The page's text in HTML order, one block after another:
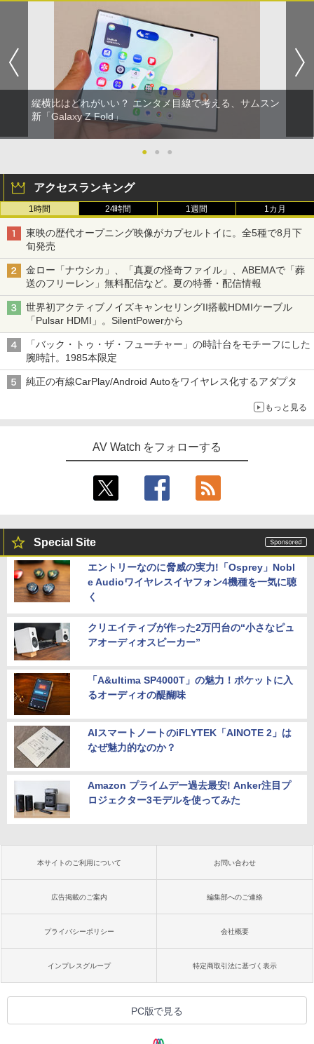
縦横比はどれがいい？ エンタメ目線で考える、サムスン
新「Galaxy Z Fold」
● ● ●
アクセスランキング
1時間 24時間 1週間 1カ月
東映の歴代オープニング映像がカプセルトイに。全5種で8月下
旬発売
金ロー「ナウシカ」、「真夏の怪奇ファイル」、ABEMAで「葬
送のフリーレン」無料配信など。夏の特番・配信情報
世界初アクティブノイズキャンセリングII搭載HDMIケーブル
「Pulsar HDMI」。SilentPowerから
「バック・トゥ・ザ・フューチャー」の時計台をモチーフにした
腕時計。1985本限定
純正の有線CarPlay/Android Autoをワイヤレス化するアダプタ
もっと見る
AV Watch をフォローする
Special Site
エントリーなのに脅威の実力!「Osprey」Nobl
e Audioワイヤレスイヤフォン4機種を一気に聴
く
クリエイティブが作った2万円台の“小さなピュ
アオーディオスピーカー”
「A&ultima SP4000T」の魅力！ポケットに入
るオーディオの醍醐味
AIスマートノートのiFLYTEK「AINOTE 2」は
なぜ魅力的なのか？
Amazon プライムデー過去最安! Anker注目プ
ロジェクター3モデルを使ってみた
本サイトのご利用について お問い合わせ
広告掲載のご案内 編集部へのご連絡
プライバシーポリシー 会社概要
インプレスグループ 特定商取引法に基づく表示
PC版で見る